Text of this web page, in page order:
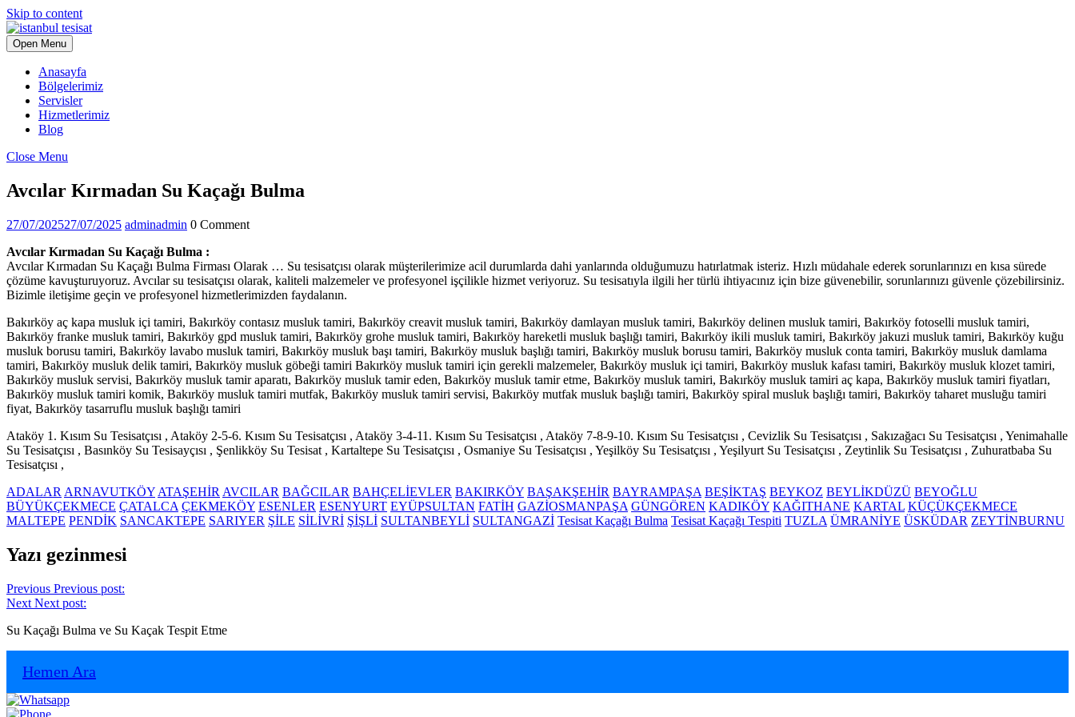
Skip to content
Open Menu
Anasayfa
Bölgelerimiz
Servisler
Hizmetlerimiz
Blog
Close Menu
Avcılar Kırmadan Su Kaçağı Bulma
27/07/202527/07/2025 adminadmin 0 Comment
Avcılar Kırmadan Su Kaçağı Bulma :
Avcılar Kırmadan Su Kaçağı Bulma Firması Olarak … Su tesisatçısı olarak müşterilerimize acil durumlarda dahi yanlarında olduğumuzu hatırlatmak isteriz. Hızlı müdahale ederek sorunlarınızı en kısa sürede
çözüme kavuşturuyoruz. Avcılar su tesisatçısı olarak, kaliteli malzemeler ve profesyonel işçilikle hizmet veriyoruz. Su tesisatıyla ilgili her türlü ihtiyacınız için bize güvenebilir, sorunlarınızı güvenle çözebilirsiniz.
Bizimle iletişime geçin ve profesyonel hizmetlerimizden faydalanın.
Bakırköy aç kapa musluk içi tamiri, Bakırköy contasız musluk tamiri, Bakırköy creavit musluk tamiri, Bakırköy damlayan musluk tamiri, Bakırköy delinen musluk tamiri, Bakırköy fotoselli musluk tamiri,
Bakırköy franke musluk tamiri, Bakırköy gpd musluk tamiri, Bakırköy grohe musluk tamiri, Bakırköy hareketli musluk başlığı tamiri, Bakırköy ikili musluk tamiri, Bakırköy jakuzi musluk tamiri, Bakırköy kuğu
musluk borusu tamiri, Bakırköy lavabo musluk tamiri, Bakırköy musluk başı tamiri, Bakırköy musluk başlığı tamiri, Bakırköy musluk borusu tamiri, Bakırköy musluk conta tamiri, Bakırköy musluk damlama
tamiri, Bakırköy musluk delik tamiri, Bakırköy musluk göbeği tamiri Bakırköy musluk tamiri için gerekli malzemeler, Bakırköy musluk içi tamiri, Bakırköy musluk kafası tamiri, Bakırköy musluk klozet tamiri,
Bakırköy musluk servisi, Bakırköy musluk tamir aparatı, Bakırköy musluk tamir eden, Bakırköy musluk tamir etme, Bakırköy musluk tamiri, Bakırköy musluk tamiri aç kapa, Bakırköy musluk tamiri fiyatları,
Bakırköy musluk tamiri komik, Bakırköy musluk tamiri mutfak, Bakırköy musluk tamiri servisi, Bakırköy mutfak musluk başlığı tamiri, Bakırköy spiral musluk başlığı tamiri, Bakırköy taharet musluğu tamiri
fiyat, Bakırköy tasarruflu musluk başlığı tamiri
Ataköy 1. Kısım Su Tesisatçısı , Ataköy 2-5-6. Kısım Su Tesisatçısı , Ataköy 3-4-11. Kısım Su Tesisatçısı , Ataköy 7-8-9-10. Kısım Su Tesisatçısı , Cevizlik Su Tesisatçısı , Sakızağacı Su Tesisatçısı , Yenimahalle
Su Tesisatçısı , Basınköy Su Tesisayçısı , Şenlikköy Su Tesisat , Kartaltepe Su Tesisatçısı , Osmaniye Su Tesisatçısı , Yeşilköy Su Tesisatçısı , Yeşilyurt Su Tesisatçısı , Zeytinlik Su Tesisatçısı , Zuhuratbaba Su
Tesisatçısı ,
ADALAR ARNAVUTKÖY ATAŞEHİR AVCILAR BAĞCILAR BAHÇELİEVLER BAKIRKÖY BAŞAKŞEHİR BAYRAMPAŞA BEŞİKTAŞ BEYKOZ BEYLİKDÜZÜ BEYOĞLU
BÜYÜKÇEKMECE ÇATALCA ÇEKMEKÖY ESENLER ESENYURT EYÜPSULTAN FATİH GAZİOSMANPAŞA GÜNGÖREN KADIKÖY KAĞITHANE KARTAL KÜÇÜKÇEKMECE
MALTEPE PENDİK SANCAKTEPE SARIYER ŞİLE SİLİVRİ ŞİŞLİ SULTANBEYLİ SULTANGAZİ Tesisat Kaçağı Bulma Tesisat Kaçağı Tespiti TUZLA ÜMRANİYE ÜSKÜDAR ZEYTİNBURNU
Yazı gezinmesi
Previous Previous post:
Next Next post:
Su Kaçağı Bulma ve Su Kaçak Tespit Etme
Hemen Ara